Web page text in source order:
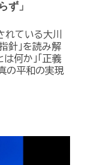
ず」
れている大川
針」を読み解
何か」「正義
の平和の実現